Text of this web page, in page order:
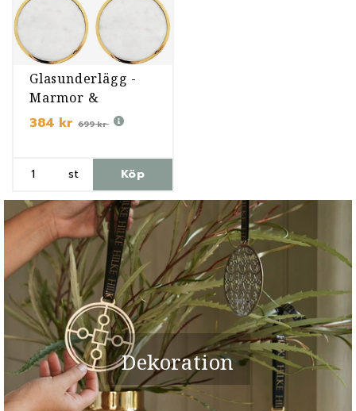
Glasunderlägg -
Marmor &
Mässing
384 kr 699 kr
st Köp
Dekoration